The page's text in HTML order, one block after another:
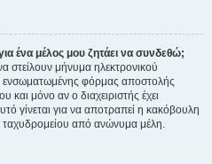
ένα μέλος μου ζητάει να συνδεθώ;
στείλουν μήνυμα ηλεκτρονικού
ενσωματωμένης φόρμας αποστολής
και μόνο αν ο διαχειριστής έχει
γίνεται για να αποτραπεί η κακόβουλη
ταχυδρομείου από ανώνυμα μέλη.